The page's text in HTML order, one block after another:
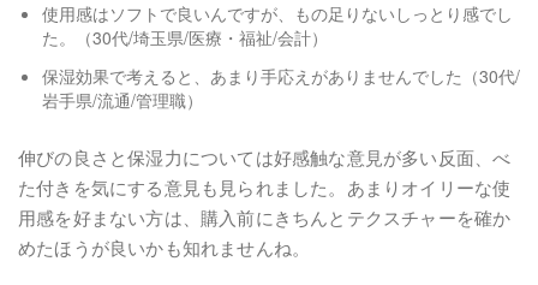
使用感はソフトで良いんですが、もの足りないしっとり感でし
た。（30代/埼玉県/医療・福祉/会計）
保湿効果で考えると、あまり手応えがありませんでした（30代/
岩手県/流通/管理職）
伸びの良さと保湿力については好感触な意見が多い反面、べ
た付きを気にする意見も見られました。あまりオイリーな使
用感を好まない方は、購入前にきちんとテクスチャーを確か
めたほうが良いかも知れませんね。